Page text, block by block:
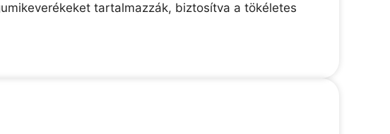
tartalmazzák, biztosítva a tökéletes